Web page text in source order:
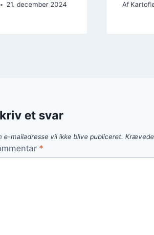
21. december 2024 Af
et svar
e-mailadresse vil ikke blive publiceret.
*